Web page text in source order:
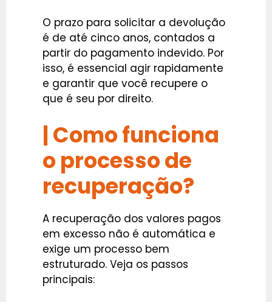
O prazo para solicitar a devolução
é de até cinco anos, contados a
partir do pagamento indevido. Por
isso, é essencial agir rapidamente
e garantir que você recupere o
que é seu por direito.
| Como funciona
o processo de
recuperação?
A recuperação dos valores pagos
em excesso não é automática e
exige um processo bem
estruturado. Veja os passos
principais: